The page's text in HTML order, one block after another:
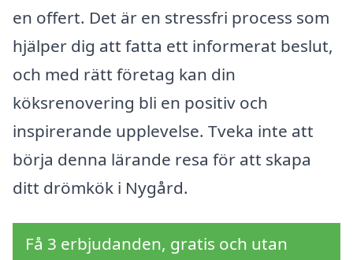
en offert. Det är en stressfri process som
hjälper dig att fatta ett informerat beslut,
och med rätt företag kan din
köksrenovering bli en positiv och
inspirerande upplevelse. Tveka inte att
börja denna lärande resa för att skapa
ditt drömkök i Nygård.
Få 3 erbjudanden, gratis och utan